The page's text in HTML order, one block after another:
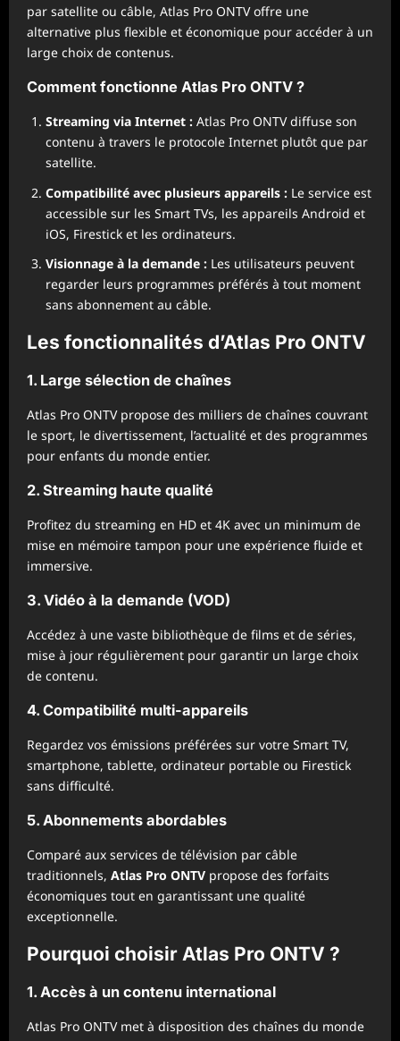
par satellite ou câble, Atlas Pro ONTV offre une
alternative plus flexible et économique pour accéder à un
large choix de contenus.
Comment fonctionne Atlas Pro ONTV ?
Streaming via Internet : Atlas Pro ONTV diffuse son
contenu à travers le protocole Internet plutôt que par
satellite.
Compatibilité avec plusieurs appareils : Le service est
accessible sur les Smart TVs, les appareils Android et
iOS, Firestick et les ordinateurs.
Visionnage à la demande : Les utilisateurs peuvent
regarder leurs programmes préférés à tout moment
sans abonnement au câble.
Les fonctionnalités d’Atlas Pro ONTV
1. Large sélection de chaînes
Atlas Pro ONTV propose des milliers de chaînes couvrant
le sport, le divertissement, l’actualité et des programmes
pour enfants du monde entier.
2. Streaming haute qualité
Profitez du streaming en HD et 4K avec un minimum de
mise en mémoire tampon pour une expérience fluide et
immersive.
3. Vidéo à la demande (VOD)
Accédez à une vaste bibliothèque de films et de séries,
mise à jour régulièrement pour garantir un large choix
de contenu.
4. Compatibilité multi-appareils
Regardez vos émissions préférées sur votre Smart TV,
smartphone, tablette, ordinateur portable ou Firestick
sans difficulté.
5. Abonnements abordables
Comparé aux services de télévision par câble
traditionnels, Atlas Pro ONTV propose des forfaits
économiques tout en garantissant une qualité
exceptionnelle.
Pourquoi choisir Atlas Pro ONTV ?
1. Accès à un contenu international
Atlas Pro ONTV met à disposition des chaînes du monde